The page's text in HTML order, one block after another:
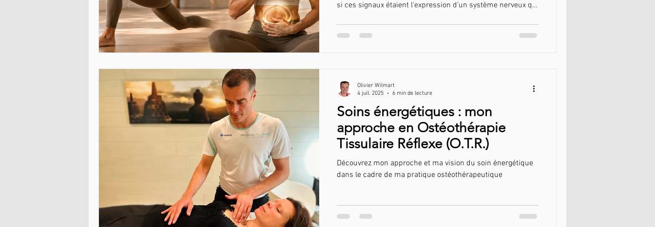
si ces signaux étaient l’expression d’un système nerveux qui
Soins énergétiques : mon
approche en Ostéothérapie
Tissulaire Réflexe (O.T.R.)
Découvrez mon approche et ma vision du soin énergétique
dans le cadre de ma pratique ostéothérapeutique
Olivier Wilmart
4 juil. 2025
6 min de lecture